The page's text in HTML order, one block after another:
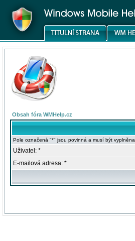
Obsah fóra WMHelp.cz
Pole označená "*" jsou povinná a musí být vyplněna
Uživatel: *
E-mailová adresa: *